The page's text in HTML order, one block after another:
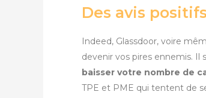
Des avis
Indeed, Glassdoor, voire
devenir vos pires ennemis. Il
baisser votre nombre de
TPE et PME qui tentent de